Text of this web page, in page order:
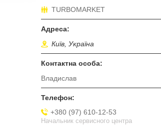
TURBOMARKET
Київ, Україна
Владислав
+380 (97) 610-12-53
Начальник сервисного центра